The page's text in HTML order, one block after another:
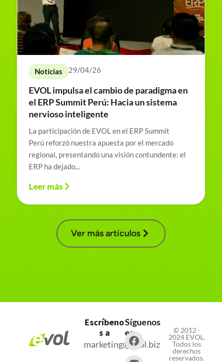
Noticias 29/04/26
EVOL impulsa el cambio de paradigma en
el ERP Summit Perú: Hacia un sistema
nervioso inteligente
La participación de EVOL en el ERP Summit
Perú reforzó nuestra apuesta por el mercado
regional, presentando una visión contundente: el
ERP ha dejado...
Leer más
Ver más artículos
Escríbeno
s a
marketing@evol.biz
Síguenos
en
© 2012 -
2024 EVOL.
Todos los
derechos
reservados.